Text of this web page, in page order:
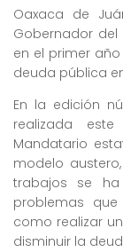
Oaxaca de
Gobernador del
en el primer
deuda pública
En la edición
realizada
Mandatario
modelo
trabajos se
problemas
como realizar
disminuir la